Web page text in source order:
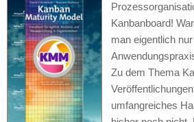
Kanbanboard!
man eigentlich
Zu dem Thema
umfangreiches